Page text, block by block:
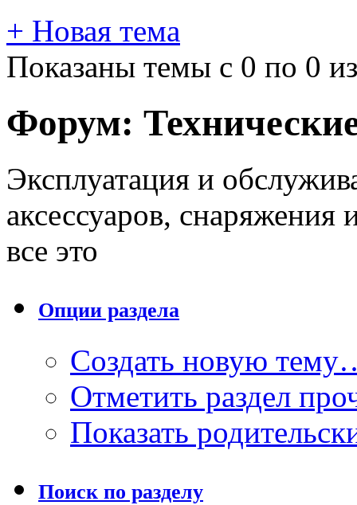
+ Новая тема
Показаны темы с 0 по 0
Форум:
Эксплуатация и
аксессуаров,
все это
Опции раздела
Создать новую
Отметить раздел
Показать
Поиск по разделу